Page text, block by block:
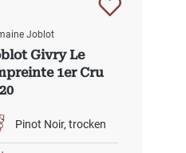
Joblot
Givry Le
1er Cru
Pinot Noir trocken